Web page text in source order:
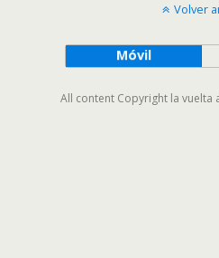
Volver
Móvil
All content Copyright la vuelta